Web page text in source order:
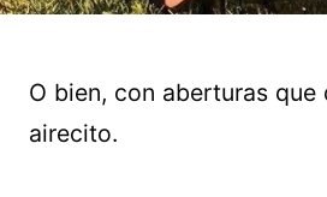
O bien, con aberturas que
airecito.